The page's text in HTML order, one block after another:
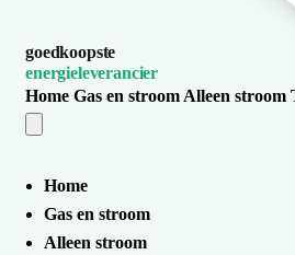
goedkoopste
energieleverancier
Home Gas en stroom Alleen stroom
Home
Gas en stroom
Alleen stroom